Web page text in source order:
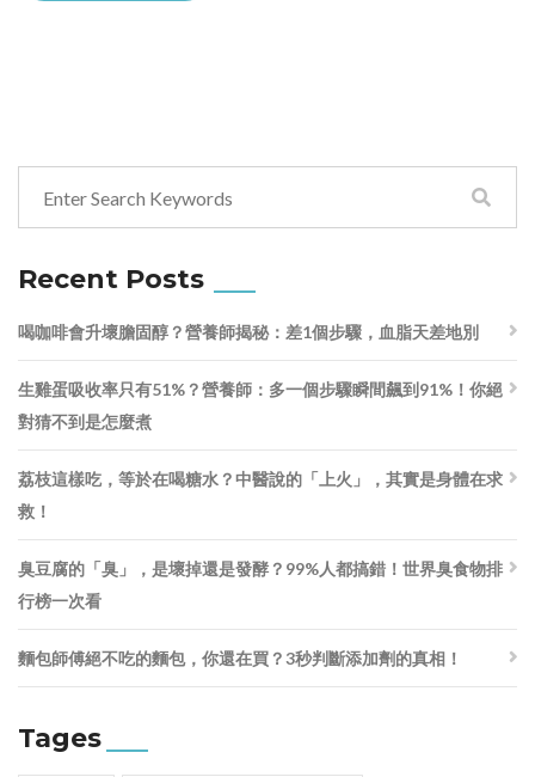
Recent Posts
喝咖啡會升壞膽固醇？營養師揭秘：差1個步驟，血脂天差地別
生雞蛋吸收率只有51%？營養師：多一個步驟瞬間飆到91%！你絕
對猜不到是怎麼煮
荔枝這樣吃，等於在喝糖水？中醫說的「上火」，其實是身體在求
救！
臭豆腐的「臭」，是壞掉還是發酵？99%人都搞錯！世界臭食物排
行榜一次看
麵包師傅絕不吃的麵包，你還在買？3秒判斷添加劑的真相！
Tages